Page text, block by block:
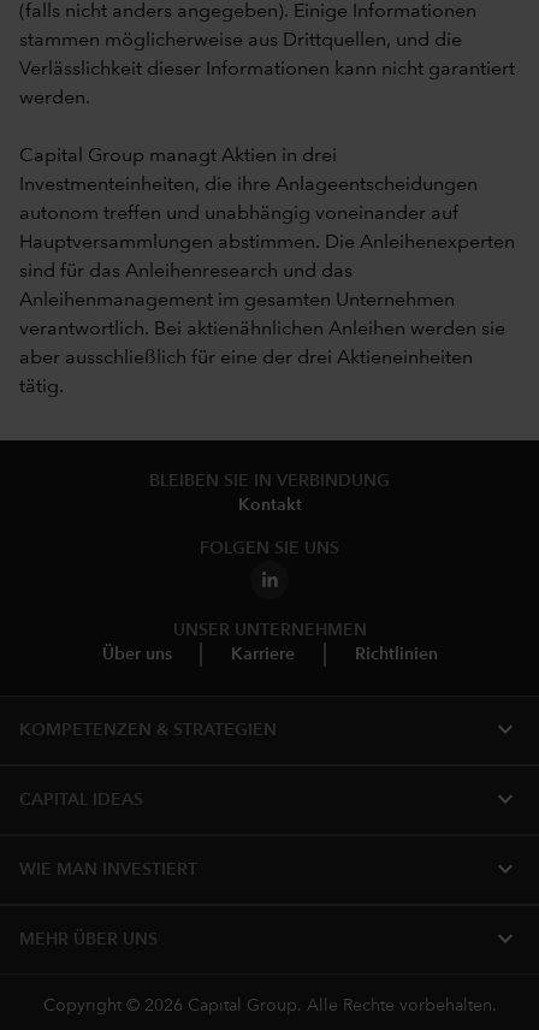
(falls nicht anders angegeben). Einige Informationen
stammen möglicherweise aus Drittquellen, und die
Verlässlichkeit dieser Informationen kann nicht garantiert
werden.
Capital Group managt Aktien in drei
Investmenteinheiten, die ihre Anlageentscheidungen
autonom treffen und unabhängig voneinander auf
Hauptversammlungen abstimmen. Die Anleihenexperten
sind für das Anleihenresearch und das
Anleihenmanagement im gesamten Unternehmen
verantwortlich. Bei aktienähnlichen Anleihen werden sie
aber ausschließlich für eine der drei Aktieneinheiten
tätig.
BLEIBEN SIE IN VERBINDUNG
Kontakt
FOLGEN SIE UNS
UNSER UNTERNEHMEN
Über uns
Karriere Richtlinien
KOMPETENZEN & STRATEGIEN expand_more
CAPITAL IDEAS expand_more
WIE MAN INVESTIERT expand_more
MEHR ÜBER UNS expand_more
Copyright © 2026 Capital Group. Alle Rechte vorbehalten.